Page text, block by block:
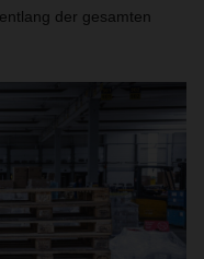
der gesamten